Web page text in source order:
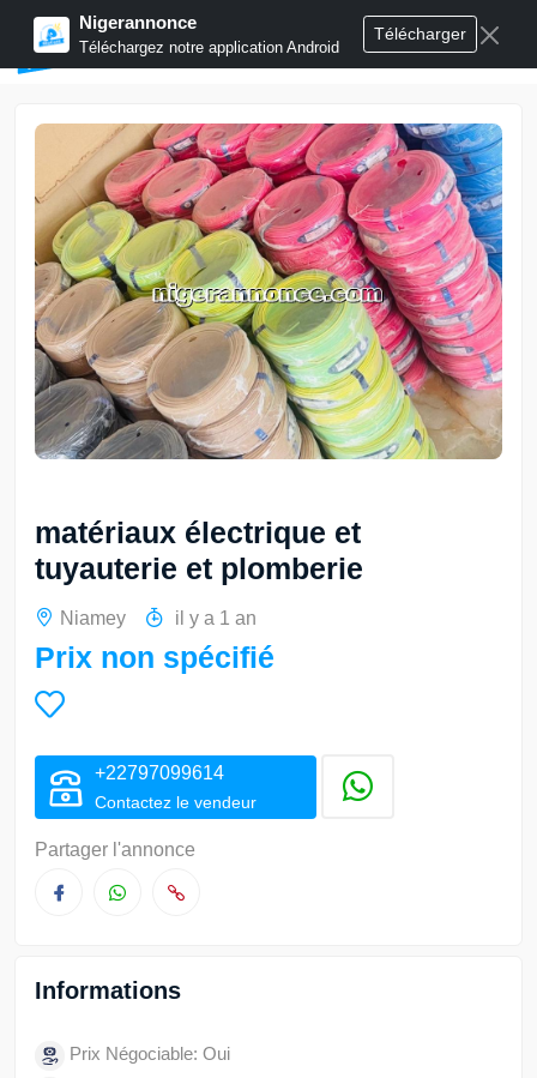
Nigerannonce
Téléchargez notre application Android
Télécharger
Publier annonces
matériaux électrique et
tuyauterie et plomberie
Niamey il y a 1 an
Prix non spécifié
+22797099614
Contactez le vendeur
Partager l'annonce
Informations
Prix Négociable: Oui